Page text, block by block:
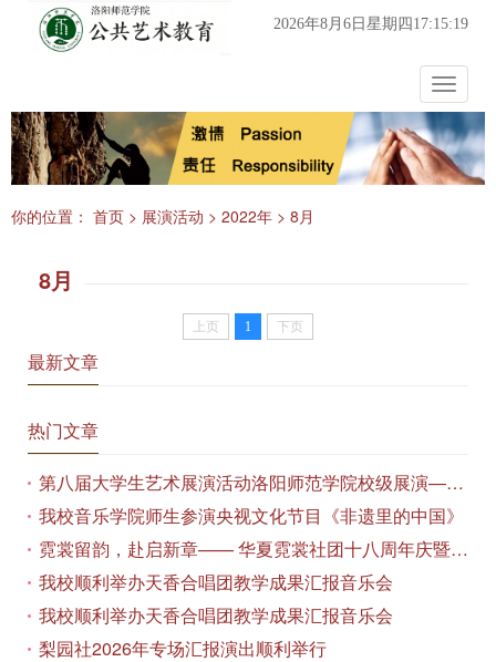
2026年8月6日星期四17:15:20
Toggle
你的位置： 首页 > 展演活动 > 2022年 > 8月
8月
上页 1 下页
最新文章
热门文章
第八届大学生艺术展演活动洛阳师范学院校级展演——艺术作品专场展览在美术与艺术学院顺利开展
我校音乐学院师生参演央视文化节目《非遗里的中国》
霓裳留韵，赴启新章—— 华夏霓裳社团十八周年庆暨毕业季特别演出圆满落幕
我校顺利举办天香合唱团教学成果汇报音乐会
我校顺利举办天香合唱团教学成果汇报音乐会
梨园社2026年专场汇报演出顺利举行